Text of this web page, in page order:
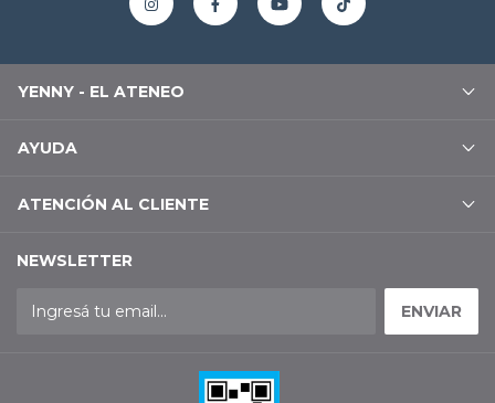
YENNY - EL ATENEO
AYUDA
ATENCIÓN AL CLIENTE
NEWSLETTER